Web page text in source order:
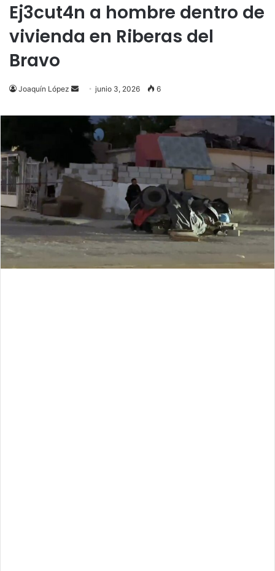
Ej3cut4n a hombre dentro de
vivienda en Riberas del
Bravo
Joaquín López
Send
email
junio 3, 2026 6